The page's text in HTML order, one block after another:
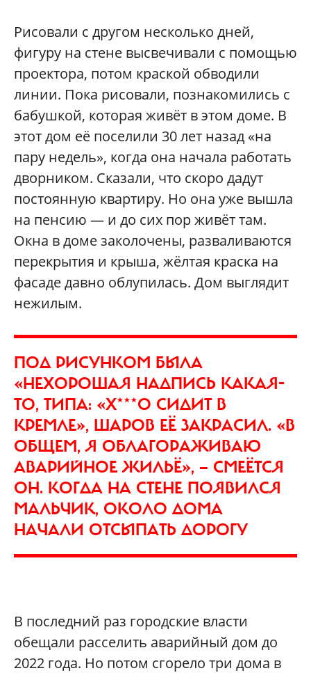
Рисовали с другом несколько дней,
фигуру на стене высвечивали с помощью
проектора, потом краской обводили
линии. Пока рисовали, познакомились с
бабушкой, которая живёт в этом доме. В
этот дом её поселили 30 лет назад «на
пару недель», когда она начала работать
дворником. Сказали, что скоро дадут
постоянную квартиру. Но она уже вышла
на пенсию — и до сих пор живёт там.
Окна в доме заколочены, разваливаются
перекрытия и крыша, жёлтая краска на
фасаде давно облупилась. Дом выглядит
нежилым.
ПОД РИСУНКОМ БЫЛА
«НЕХОРОШАЯ НАДПИСЬ КАКАЯ-
ТО, ТИПА: «Х***О СИДИТ В
КРЕМЛЕ», ШАРОВ ЕЁ ЗАКРАСИЛ. «В
ОБЩЕМ, Я ОБЛАГОРАЖИВАЮ
АВАРИЙНОЕ ЖИЛЬЁ», — СМЕЁТСЯ
ОН. КОГДА НА СТЕНЕ ПОЯВИЛСЯ
МАЛЬЧИК, ОКОЛО ДОМА
НАЧАЛИ ОТСЫПАТЬ ДОРОГУ
В последний раз городские власти
обещали расселить аварийный дом до
2022 года. Но потом сгорело три дома в